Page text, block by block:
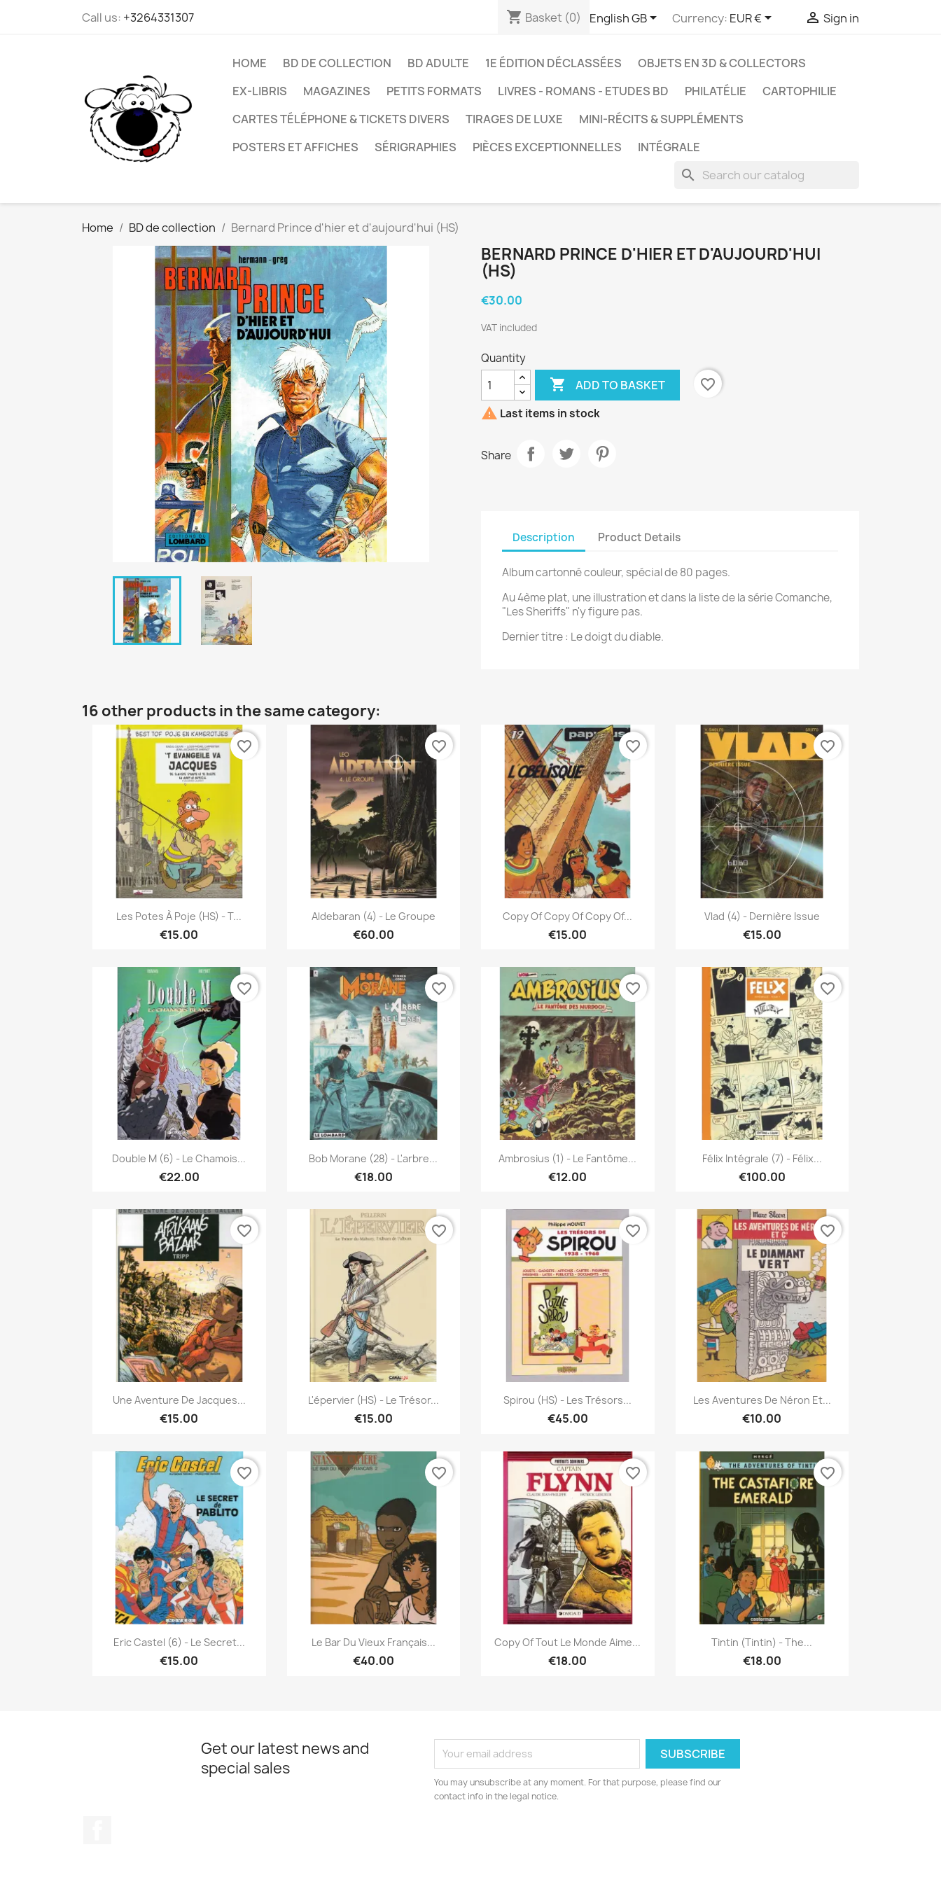
Call us: +3264331307 shopping_cart Basket (0) English GB Currency: EUR €  Sign in
HOME BD DE COLLECTION BD ADULTE 1E ÉDITION DÉCLASSÉES
OBJETS EN 3D & COLLECTORS
EX-LIBRIS
MAGAZINES PETITS FORMATS LIVRES - ROMANS - ETUDES BD PHILATÉLIE
CARTOPHILIE
CARTES TÉLÉPHONE & TICKETS DIVERS
TIRAGES DE LUXE
MINI-RÉCITS & SUPPLÉMENTS
POSTERS ET AFFICHES
SÉRIGRAPHIES PIÈCES EXCEPTIONNELLES INTÉGRALE
search
Home BD de collection Bernard Prince d'hier et d'aujourd'hui (HS)
BERNARD PRINCE D'HIER ET D'AUJOURD'HUI
(HS)
€30.00
VAT included
Quantity
 ADD TO BASKET
favorite_border
 Last items in stock
Share
Description Product Details
Album cartonné couleur, spécial de 80 pages.
Au 4ème plat, une illustration et dans la liste de la série Comanche,
"Les Sheriffs" n'y figure pas.
Dernier titre : Le doigt du diable.
16 other products in the same category:
Quick view
Les Potes À Poje (HS) - T...
€15.00
favorite_border
Quick view
Aldebaran (4) - Le Groupe
€60.00
favorite_border
Quick view
Copy Of Copy Of Copy Of...
€15.00
favorite_border
 Quick view
Vlad (4) - Dernière Issue
€15.00
favorite_border
 Quick view
Double M (6) - Le Chamois...
€22.00
favorite_border
Quick view
Bob Morane (28) - L'arbre...
€18.00
favorite_border
Quick view
Ambrosius (1) - Le Fantôme...
€12.00
favorite_border
Quick view
Félix Intégrale (7) - Félix...
€100.00
favorite_border
Quick view
Une Aventure De Jacques...
€15.00
favorite_border
Quick view
L'épervier (HS) - Le Trésor...
€15.00
favorite_border
Quick view
Spirou (HS) - Les Trésors...
€45.00
favorite_border
Quick view
Les Aventures De Néron Et...
€10.00
favorite_border
Quick view
Eric Castel (6) - Le Secret...
€15.00
favorite_border
Quick view
Le Bar Du Vieux Français...
€40.00
favorite_border
Quick view
Copy Of Tout Le Monde Aime...
€18.00
favorite_border
 Quick view
Tintin (Tintin) - The...
€18.00
favorite_border
Get our latest news and
special sales
You may unsubscribe at any moment. For that purpose, please find our
contact info in the legal notice.